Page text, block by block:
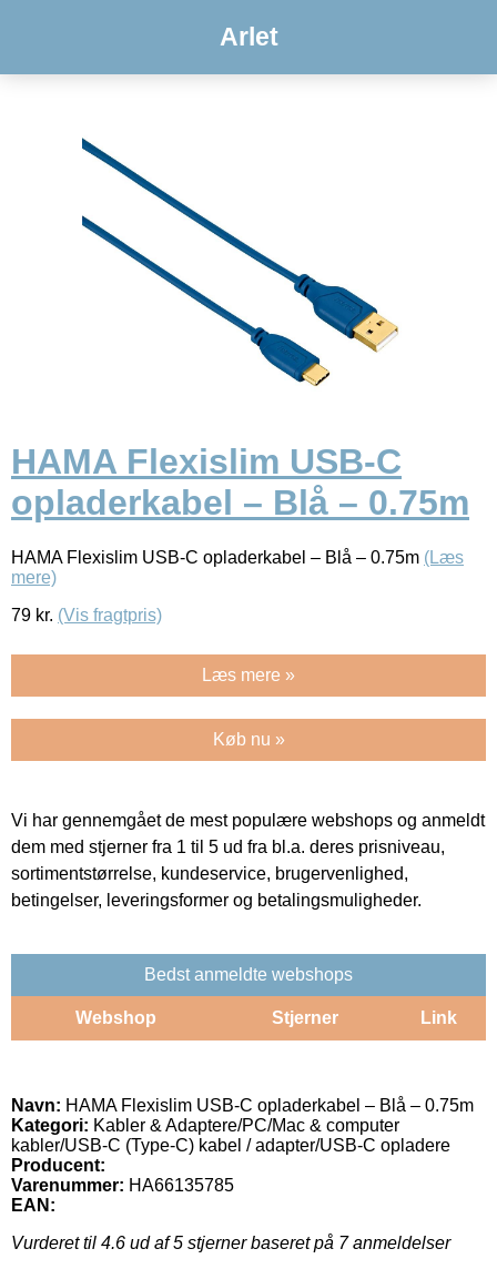
Arlet
HAMA Flexislim USB-C
opladerkabel – Blå – 0.75m
HAMA Flexislim USB-C opladerkabel – Blå – 0.75m (Læs
mere)
79 kr. (Vis fragtpris)
Læs mere »
Køb nu »
Vi har gennemgået de mest populære webshops og anmeldt
dem med stjerner fra 1 til 5 ud fra bl.a. deres prisniveau,
sortimentstørrelse, kundeservice, brugervenlighed,
betingelser, leveringsformer og betalingsmuligheder.
Bedst anmeldte webshops
Webshop Stjerner Link
Navn: HAMA Flexislim USB-C opladerkabel – Blå – 0.75m
Kategori: Kabler & Adaptere/PC/Mac & computer
kabler/USB-C (Type-C) kabel / adapter/USB-C opladere
Producent:
Varenummer: HA66135785
EAN:
Vurderet til 4.6 ud af 5 stjerner baseret på 7anmeldelser